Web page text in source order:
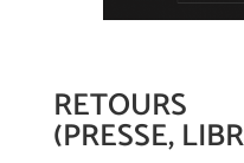
(PRESSE,